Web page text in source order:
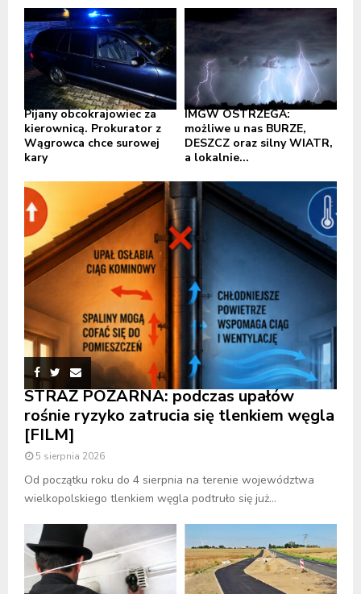
Pijany obcokrajowiec za
kierownicą. Prokurator z
Wągrowca chce surowej
kary
IMGW OSTRZEGA:
możliwe u nas BURZE,
DESZCZ oraz silny WIATR,
a lokalnie...
STRAŻ POŻARNA: podczas upałów
rośnie ryzyko zatrucia się tlenkiem węgla
[FILM]
5 sierpnia 2026
Od początku roku do 4 sierpnia na terenie województwa
wielkopolskiego tlenkiem węgla podtruło się już...